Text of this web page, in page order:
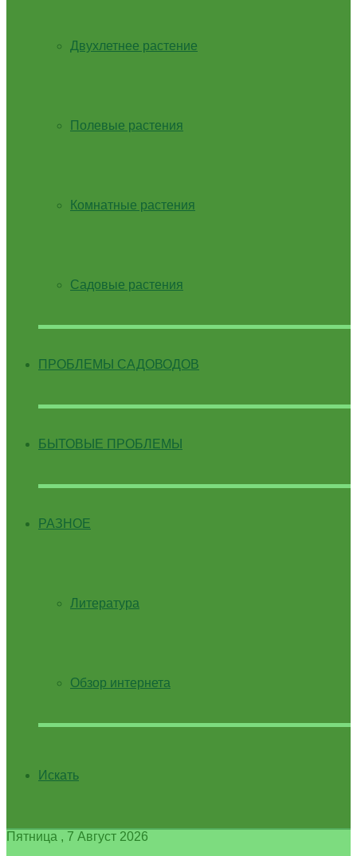
Двухлетнее растение
Полевые растения
Комнатные растения
Садовые растения
ПРОБЛЕМЫ САДОВОДОВ
БЫТОВЫЕ ПРОБЛЕМЫ
РАЗНОЕ
Литература
Обзор интернета
Искать
Пятница , 7 Август 2026